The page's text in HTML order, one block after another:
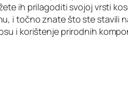
ih prilagoditi svojoj vrsti
i točno znate što ste stavili
i korištenje prirodnih